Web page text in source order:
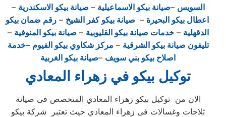
السويس –صيانة بيكو الاسماعيلية – صيانة بيكو الاسكندرية –
اعطال بيكو البحيرة – صيانة بيكو كفر الشيخ –رقم ضمان بيكو
الدقهلية –خدمات صيانة بيكو القليوبية – صيانة بيكو المنوفية –
تليفون صيانة بيكو الشرقية – مركز شكاوي بيكو الفيوم –خدمة
اصلاح بيكو بني سويف –صيانة بيكو الغربية
توكيل بيكو في زهراء المعادي
الان من توكيل بيكو زهراء المعادي المتخصص فى صيانة
ثلاجات وغسالات فى زهراء المعادي حيث تعتبر شركة بيكو